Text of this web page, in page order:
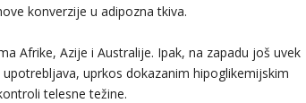
konverzije u adipozna tkiva.
Afrike, Azije i Australije. Ipak, na zapadu još uvek
uprkos dokazanim hipoglikemijskim
telesne težine.